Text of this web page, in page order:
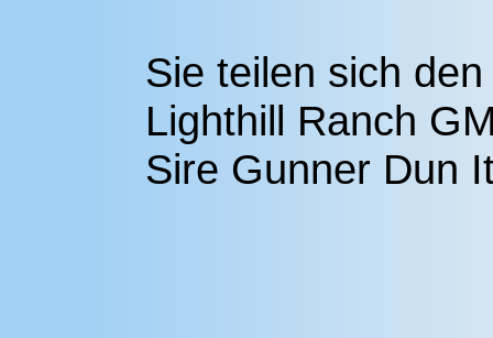
Sie teilen sich
Lighthill Ranch
Sire Gunner Dun